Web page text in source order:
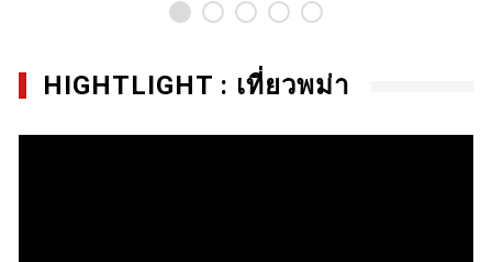
HIGHTLIGHT : เที่ยวพม่า